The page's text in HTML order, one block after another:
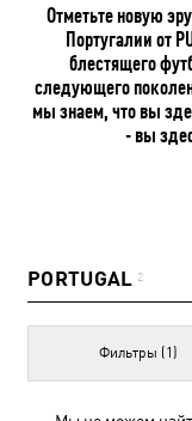
Отметьте новую
Португалии от
блестящего
следующего
мы знаем, что вы
- вы
PORTUGAL 2
Фильтры (1)